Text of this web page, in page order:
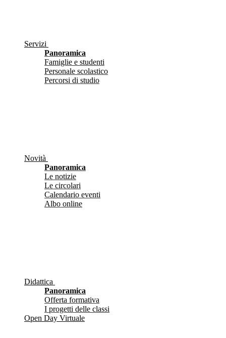
Servizi
Panoramica
Famiglie e studenti
Personale scolastico
Percorsi di studio
Novità
Panoramica
Le notizie
Le circolari
Calendario eventi
Albo online
Didattica
Panoramica
Offerta formativa
I progetti delle classi
Open Day Virtuale